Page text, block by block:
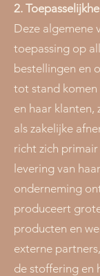
2.
Deze algemene
toepassing op
bestellingen en
tot stand komen
en haar klanten,
als zakelijke
richt zich
levering van
onderneming
produceert
producten en
externe
de stoffering en